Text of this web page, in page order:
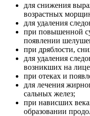
для снижения
возрастных
для удаления
при повышенной
появлении
при дряблости,
для удаления
возникших на лице
при отеках и
для лечения
сальных желез;
при нависших
образовании